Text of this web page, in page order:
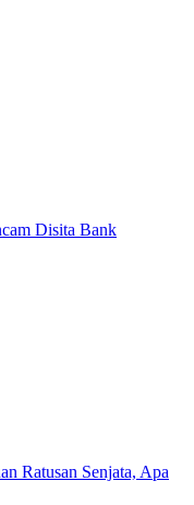
Disita Bank
Ratusan Senjata, Apa